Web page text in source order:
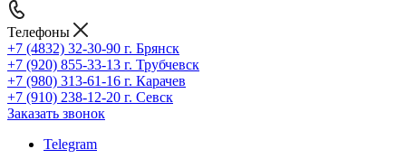
Телефоны
+7 (4832) 32-30-90 г. Брянск
+7 (920) 855-33-13 г. Трубчевск
+7 (980) 313-61-16 г. Карачев
+7 (910) 238-12-20 г. Севск
Заказать звонок
Telegram